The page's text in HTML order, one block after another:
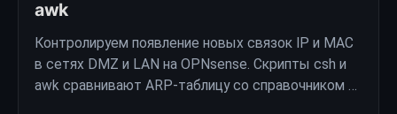
awk
Контролируем появление новых связок IP и MAC
в сетях DMZ и LAN на OPNsense. Скрипты csh и
awk сравнивают ARP-таблицу со справочником и